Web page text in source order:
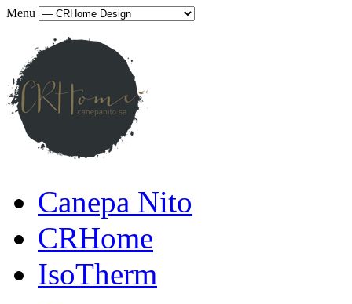
Menu
Canepa Nito
CRHome
IsoTherm